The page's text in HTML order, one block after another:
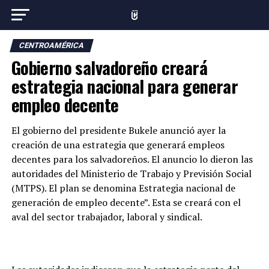
CENTROAMÉRICA
Gobierno salvadoreño creará
estrategia nacional para generar
empleo decente
El gobierno del presidente Bukele anunció ayer la
creación de una estrategia que generará empleos
decentes para los salvadoreños. El anuncio lo dieron las
autoridades del Ministerio de Trabajo y Previsión Social
(MTPS). El plan se denomina Estrategia nacional de
generación de empleo decente”. Esta se creará con el
aval del sector trabajador, laboral y sindical.